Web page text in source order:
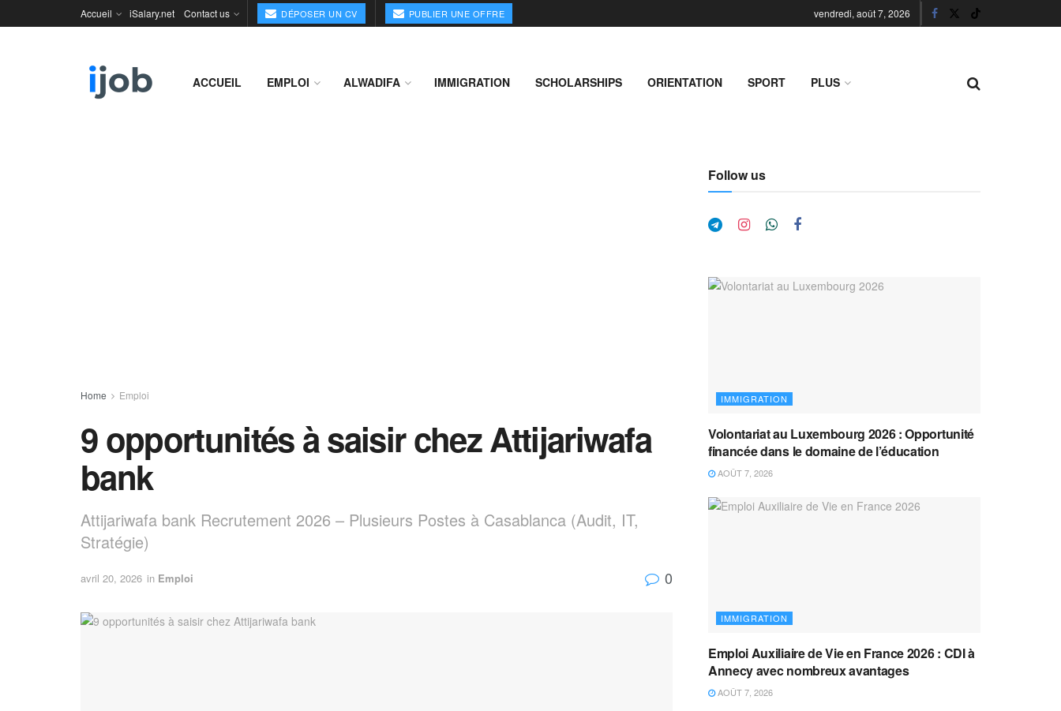
Accueil iSalary.net Contact us DÉPOSER UN CV PUBLIER UNE OFFRE vendredi, août 7, 2026
ACCUEIL EMPLOI ALWADIFA IMMIGRATION SCHOLARSHIPS ORIENTATION SPORT PLUS
Home Emploi
9 opportunités à saisir chez Attijariwafa
bank
Attijariwafa bank Recrutement 2026 – Plusieurs Postes à Casablanca (Audit, IT,
Stratégie)
avril 20, 2026 in Emploi 0
Follow us
IMMIGRATION
Volontariat au Luxembourg 2026 : Opportunité
financée dans le domaine de l’éducation
AOÛT 7, 2026
IMMIGRATION
Emploi Auxiliaire de Vie en France 2026 : CDI à
Annecy avec nombreux avantages
AOÛT 7, 2026